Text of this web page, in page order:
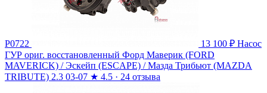
P0722 13 100 ₽ Насос
ГУР ориг. восстановленный Форд Маверик (FORD
MAVERICK) / Эскейп (ESCAPE) / Мазда Трибьют (MAZDA
TRIBUTE) 2.3 03-07 ★ 4.5 · 24 отзыва